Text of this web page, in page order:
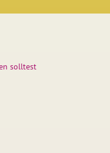
solltest